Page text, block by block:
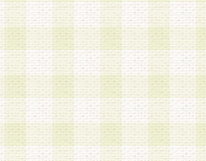
ては、全て会員本人がその責任を負
社から付与されたログインIDおよび
更、売買その他形態を問わず第三者
とします。
員によるログインIDおよびパスワー
者の利用に伴う損害の発生について
、その他原因の如何を問わず、一切